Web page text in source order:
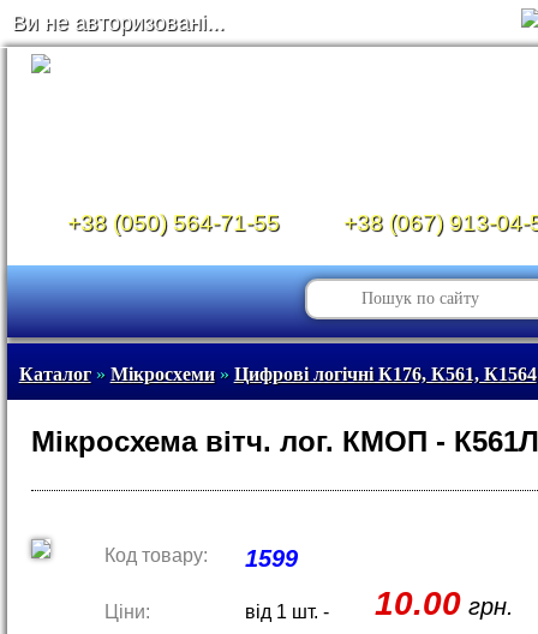
Ви не авторизовані...
+38 (050) 564-71-55 +38 (067) 913-04-
Каталог» Мікросхеми» Цифрові логічні К176, К561, К1564
Мікросхема вітч. лог. КМОП -
Код товару: 1599
Ціни: від 1 шт. - 10.00грн.